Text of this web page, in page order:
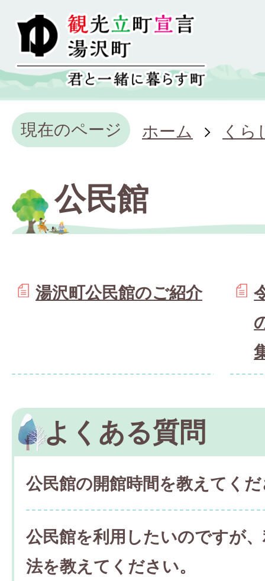
現在のページ ホーム くら
公民館
湯沢町公民館のご紹介
よくある質問
公民館の開館時間を教えてく
公民館を利用したいのですが
法を教えてください。